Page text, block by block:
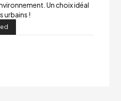
Un choix idéal
urbains !